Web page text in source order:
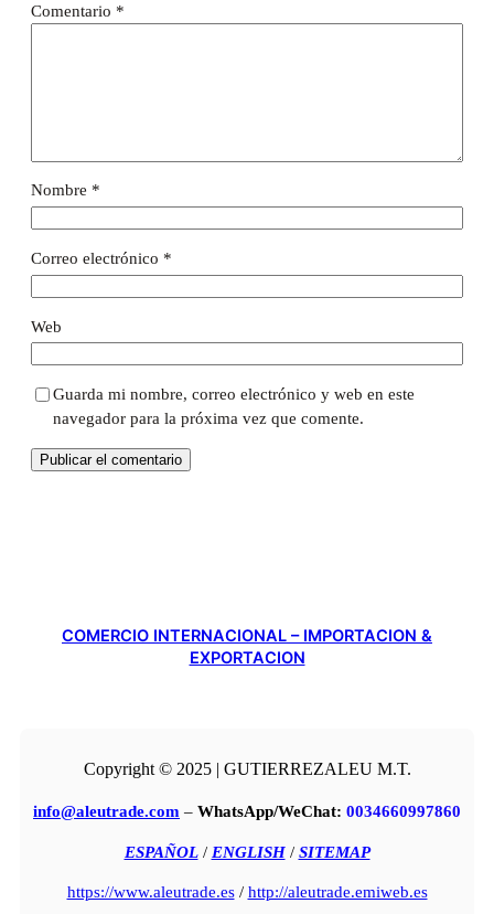
Comentario *
Nombre *
Correo electrónico *
Web
Guarda mi nombre, correo electrónico y web en este
navegador para la próxima vez que comente.
COMERCIO INTERNACIONAL – IMPORTACION &
EXPORTACION
Copyright © 2025 | GUTIERREZALEU M.T.
info@aleutrade.com – WhatsApp/WeChat: 0034660997860
ESPAÑOL/ ENGLISH/ SITEMAP
https://www.aleutrade.es/ http://aleutrade.emiweb.es